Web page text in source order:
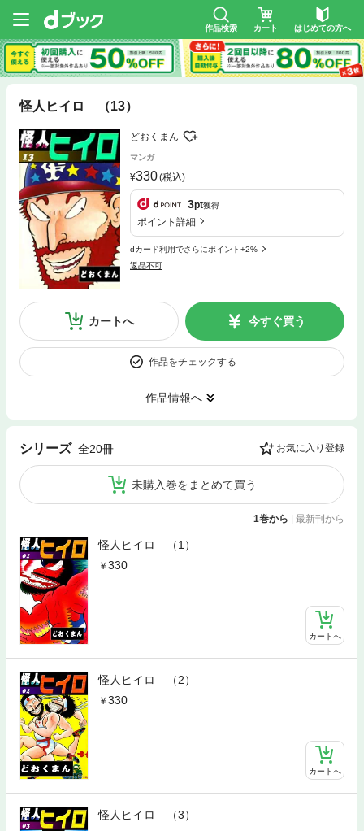
作品検索 カート はじめての方へ
怪人ヒイロ （13）
どおくまん
マンガ
330(税込)
3pt獲得
ポイント詳細
dカード利用でさらにポイント+2%
返品不可
カートへ 今すぐ買う
作品をチェックする
作品情報へ
シリーズ 全20冊 お気に入り登録
未購入巻をまとめて買う
1巻から | 最新刊から
怪人ヒイロ （1）
330
カートへ
怪人ヒイロ （2）
330
カートへ
怪人ヒイロ （3）